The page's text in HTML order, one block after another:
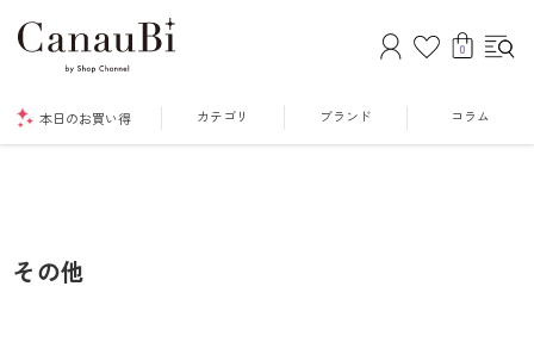
0
本日のお買い得 カテゴリ ブランド コラム
その他